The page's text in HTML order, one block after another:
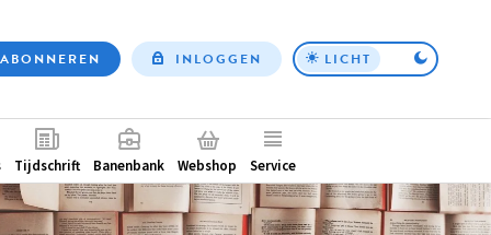
Top
ABONNEREN INLOGGEN LICHT
Tijdschrift Banenbank Webshop Service